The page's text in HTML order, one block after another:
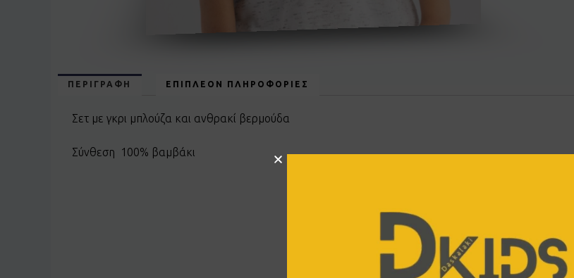
ΠΕΡΙΓΡΑΦΉ ΕΠΙΠΛΈΟΝ ΠΛΗΡΟΦΟΡΊΕΣ
Σετ με γκρι μπλούζα και ανθρακί βερμούδα
Σύνθεση 100% βαμβάκι